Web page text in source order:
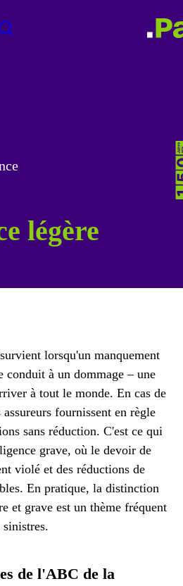
légère
lorsqu'un manquement
conduit à un dommage – une
à tout le monde. En cas de
fournissent en règle
sans réduction. C'est ce qui
grave, où le devoir de
violé et des réductions de
En pratique, la distinction
et grave est un thème fréquent
de l'ABC de la